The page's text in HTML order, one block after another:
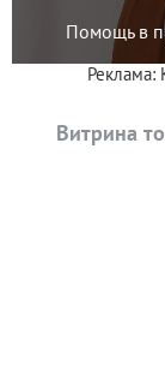
Помощь в
Витрина